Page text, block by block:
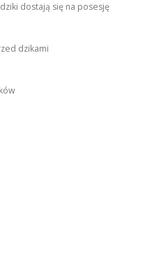
dostają się na posesję
dzikami